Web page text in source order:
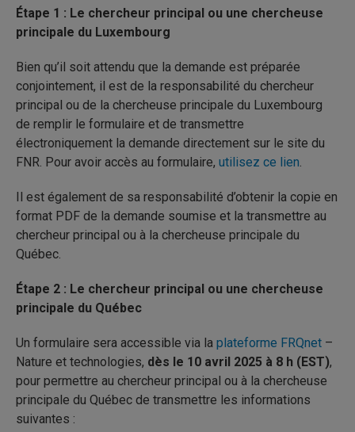
Étape 1 : Le chercheur principal ou une chercheuse
principale du Luxembourg
Bien qu’il soit attendu que la demande est préparée
conjointement, il est de la responsabilité du chercheur
principal ou de la chercheuse principale du Luxembourg
de remplir le formulaire et de transmettre
électroniquement la demande directement sur le site du
FNR. Pour avoir accès au formulaire, utilisez ce lien.
Il est également de sa responsabilité d’obtenir la copie en
format PDF de la demande soumise et la transmettre au
chercheur principal ou à la chercheuse principale du
Québec.
Étape 2 : Le chercheur principal ou une chercheuse
principale du Québec
Un formulaire sera accessible via la plateforme FRQnet –
Nature et technologies, dès le 10 avril 2025 à 8 h (EST),
pour permettre au chercheur principal ou à la chercheuse
principale du Québec de transmettre les informations
suivantes :